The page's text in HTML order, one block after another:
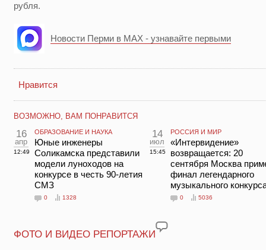
рубля.
Новости Перми в MAX - узнавайте первыми
Нравится
ВОЗМОЖНО, ВАМ ПОНРАВИТСЯ
16
апр
12:49
ОБРАЗОВАНИЕ И НАУКА
Юные инженеры
Соликамска представили
модели луноходов на
конкурсе в честь 90-летия
СМЗ
0 1328
14
июл
15:45
РОССИЯ И МИР
«Интервидение»
возвращается: 20
сентября Москва
финал легендарного
музыкального
0 5036
ФОТО И ВИДЕО РЕПОРТАЖИ